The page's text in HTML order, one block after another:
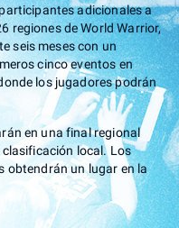
adicionales a
regiones de World Warrior,
seis meses con un
cinco eventos en
los jugadores podrán
en una final regional
local. Los
obtendrán un lugar en la